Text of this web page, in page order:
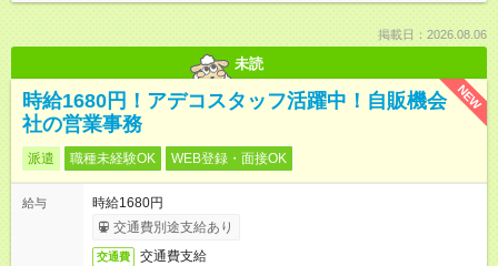
掲載日：2026.08.06
未読
NEW
時給1680円！アデコスタッフ活躍中！自販機会
社の営業事務
派遣 職種未経験OK WEB登録・面接OK
給与
時給1680円
交通費別途支給あり
交通費 交通費支給